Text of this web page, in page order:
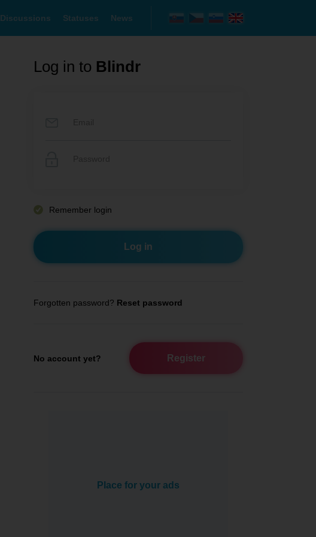
Discussions Statuses News
Log in to Blindr
Remember login
Forgotten password? Reset password
No account yet? Register
Place for your ads